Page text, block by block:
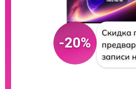
-20%
Скидка
записи